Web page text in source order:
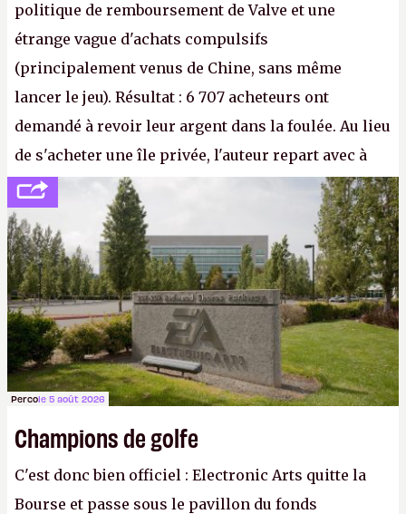
politique de remboursement de Valve et une
étrange vague d'achats compulsifs
(principalement venus de Chine, sans même
lancer le jeu). Résultat : 6 707 acheteurs ont
demandé à revoir leur argent dans la foulée. Au lieu
de s'acheter une île privée, l'auteur repart avec à
peine 2 000 dollars en poche. C'est toujours plus
cher payé que le temps passé à dev, mais ça
apprendra aux petits malins qu'on ne braque pas
Gabe Newell aussi facilement.P.
Percole 5 août 2026
Champions de golfe
C'est donc bien officiel : Electronic Arts quitte la
Bourse et passe sous le pavillon du fonds